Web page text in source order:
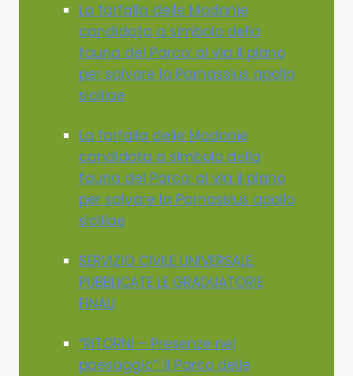
La farfalla delle Madonie
candidata a simbolo della
fauna del Parco: al via il piano
per salvare la Parnassius apollo
siciliae
La farfalla delle Madonie
candidata a simbolo della
fauna del Parco: al via il piano
per salvare la Parnassius apollo
siciliae
SERVIZIO CIVILE UNIVERSALE:
PUBBLICATE LE GRADUATORIE
FINALI
“RITORNI – Presenze nel
paesaggio”: il Parco delle